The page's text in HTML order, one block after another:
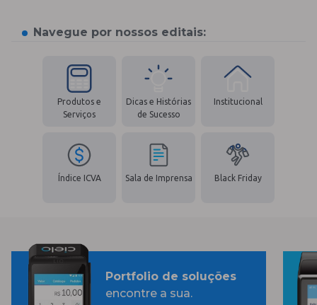
Navegue por nossos editais:
Produtos e
Serviços
Dicas e Histórias
de Sucesso
Institucional
Índice ICVA Sala de Imprensa Black Friday
Portfolio de soluções
encontre a sua.